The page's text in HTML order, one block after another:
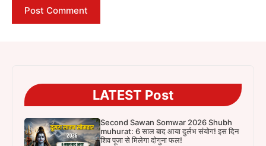
LATEST Post
Second Sawan Somwar 2026 Shubh
muhurat: 6 साल बाद आया दुर्लभ संयोग! इस दिन
शिव पूजा से मिलेगा दोगुना फल!